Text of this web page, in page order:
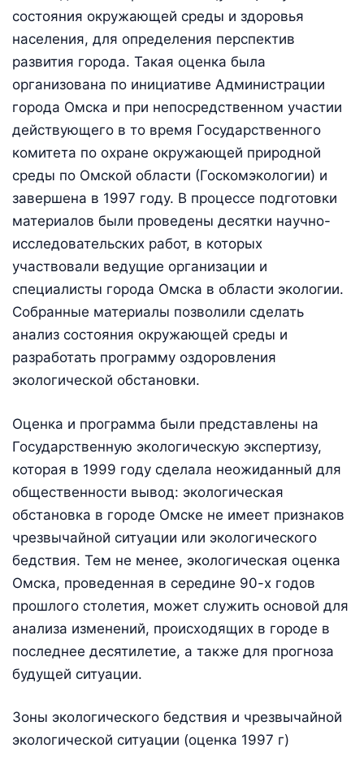
состояния окружающей среды и здоровья
населения, для определения перспектив
развития города. Такая оценка была
организована по инициативе Администрации
города Омска и при непосредственном участии
действующего в то время Государственного
комитета по охране окружающей природной
среды по Омской области (Госкомэкологии) и
завершена в 1997 году. В процессе подготовки
материалов были проведены десятки научно-
исследовательских работ, в которых
участвовали ведущие организации и
специалисты города Омска в области экологии.
Собранные материалы позволили сделать
анализ состояния окружающей среды и
разработать программу оздоровления
экологической обстановки.
Оценка и программа были представлены на
Государственную экологическую экспертизу,
которая в 1999 году сделала неожиданный для
общественности вывод: экологическая
обстановка в городе Омске не имеет признаков
чрезвычайной ситуации или экологического
бедствия. Тем не менее, экологическая оценка
Омска, проведенная в середине 90-х годов
прошлого столетия, может служить основой для
анализа изменений, происходящих в городе в
последнее десятилетие, а также для прогноза
будущей ситуации.
Зоны экологического бедствия и чрезвычайной
экологической ситуации (оценка 1997 г)